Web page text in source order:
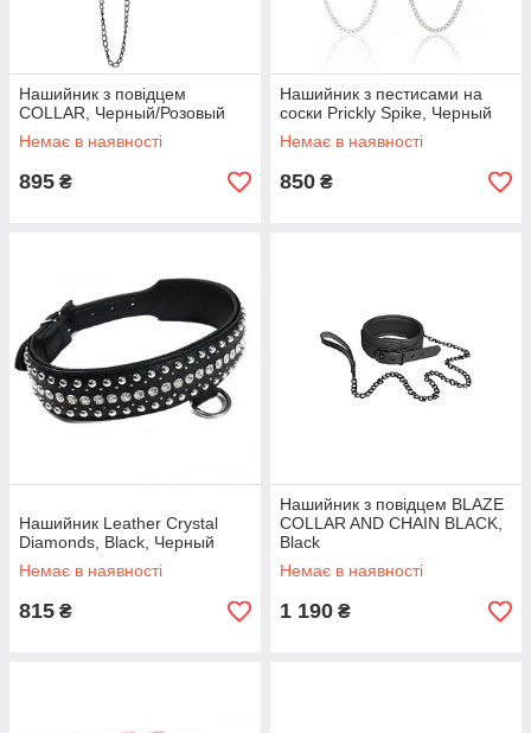
Нашийник з повідцем
COLLAR, Черный/Розовый
Немає в наявності
895 ₴
Нашийник з пестисами на
соски Prickly Spike, Черный
Немає в наявності
850 ₴
Нашийник Leather Crystal
Diamonds, Black, Черный
Немає в наявності
815 ₴
Нашийник з повідцем BLAZE
COLLAR AND CHAIN BLACK,
Black
Немає в наявності
1 190 ₴